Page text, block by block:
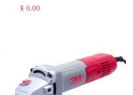
¥ 0.00